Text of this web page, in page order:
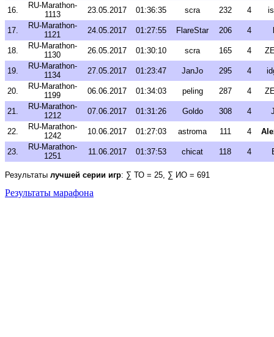
16.
RU-Marathon-
1113
23.05.2017 01:36:35 scra 232 4
17.
RU-Marathon-
1121
24.05.2017 01:27:55 FlareStar 206 4
18.
RU-Marathon-
1130
26.05.2017 01:30:10 scra 165 4
19.
RU-Marathon-
1134
27.05.2017 01:23:47 JanJo 295 4
20.
RU-Marathon-
1199
06.06.2017 01:34:03 peling 287 4
21.
RU-Marathon-
1212
07.06.2017 01:31:26 Goldo 308 4
22.
RU-Marathon-
1242
10.06.2017 01:27:03 astroma 111 4
23.
RU-Marathon-
1251
11.06.2017 01:37:53 chicat 118 4
Результаты лучшей серии игр: ∑ ТО = 25, ∑ ИО = 691
Результаты марафона